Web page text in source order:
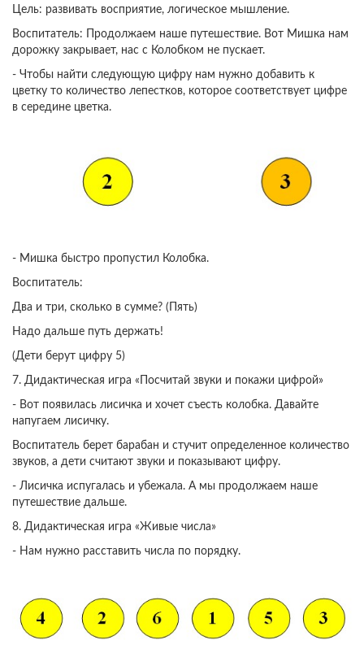
Цель: развивать восприятие, логическое мышление.
Воспитатель: Продолжаем наше путешествие. Вот Мишка нам
дорожку закрывает, нас с Колобком не пускает.
- Чтобы найти следующую цифру нам нужно добавить к
цветку то количество лепестков, которое соответствует цифре
в середине цветка.
- Мишка быстро пропустил Колобка.
Воспитатель:
Два и три, сколько в сумме? (Пять)
Надо дальше путь держать!
(Дети берут цифру 5)
7. Дидактическая игра «Посчитай звуки и покажи цифрой»
- Вот появилась лисичка и хочет съесть колобка. Давайте
напугаем лисичку.
Воспитатель берет барабан и стучит определенное количество
звуков, а дети считают звуки и показывают цифру.
- Лисичка испугалась и убежала. А мы продолжаем наше
путешествие дальше.
8. Дидактическая игра «Живые числа»
- Нам нужно расставить числа по порядку.